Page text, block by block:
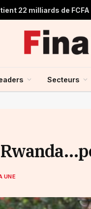
Secteurs
UNE